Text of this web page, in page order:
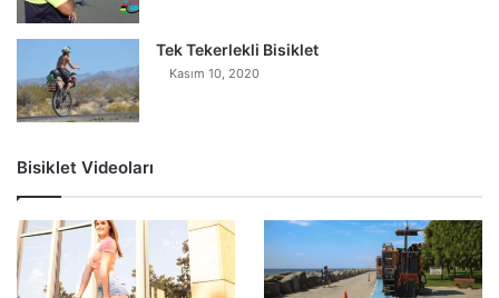
Tek Tekerlekli Bisiklet
Kasım 10, 2020
Bisiklet Videoları